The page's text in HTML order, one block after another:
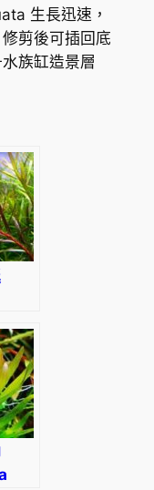
生長迅速，
剪後可插回底
族缸造景層